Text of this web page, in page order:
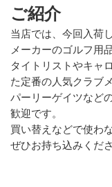
ご紹介
当店では、今回入荷
メーカーのゴルフ用
タイトリストやキャ
た定番の人気クラブ
パーリーゲイツなど
歓迎です。
買い替えなどで使わ
ぜひお持ち込みくださ